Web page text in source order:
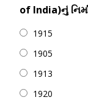
of India)નું
1915
1905
1913
1920